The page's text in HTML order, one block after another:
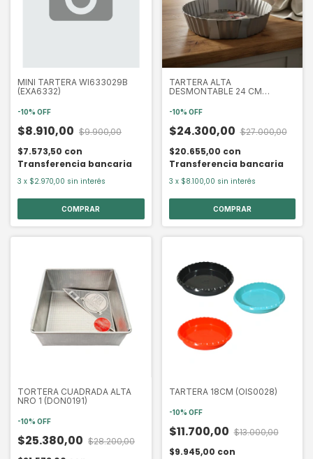
MINI TARTERA WI633029B
(EXA6332)
-10% OFF
$8.910,00 $9.900,00
$7.573,50 con
Transferencia bancaria
3 x $2.970,00 sin interés
TARTERA ALTA
DESMONTABLE 24 CM
-10% OFF
$24.300,00 $27.000,00
$20.655,00 con
Transferencia bancaria
3 x $8.100,00 sin interés
TORTERA CUADRADA ALTA
NRO 1 (DON0191)
-10% OFF
$25.380,00 $28.200,00
TARTERA 18CM (OIS0028)
-10% OFF
$11.700,00 $13.000,00
$9.945,00 con